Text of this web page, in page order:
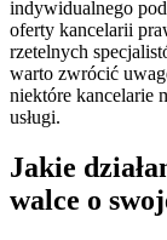
indywidualnego
oferty kancelarii
rzetelnych
warto zwrócić
niektóre kancelarie
usługi.
Jakie
walce o